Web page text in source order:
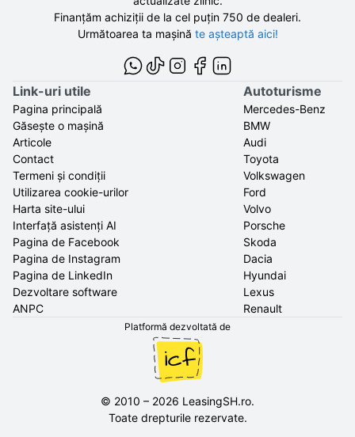
Finanțăm achiziții de la cel puțin 750 de dealeri.
Următoarea ta mașină te așteaptă aici!
Link-uri utile
Pagina principală
Găsește o mașină
Articole
Contact
Termeni și condiții
Utilizarea cookie-urilor
Harta site-ului
Interfață asistenți AI
Pagina de Facebook
Pagina de Instagram
Pagina de LinkedIn
Dezvoltare software
ANPC
Autoturisme
Mercedes-Benz
BMW
Audi
Toyota
Volkswagen
Ford
Volvo
Porsche
Skoda
Dacia
Hyundai
Lexus
Renault
Platformă dezvoltată de
© 2010 – 2026 LeasingSH.ro.
Toate drepturile rezervate.